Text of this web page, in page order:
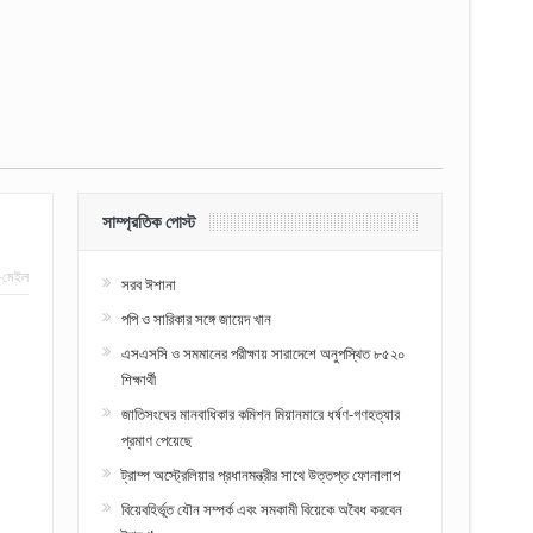
সাম্প্রতিক পোস্ট
সরব ঈশানা
পপি ও সারিকার সঙ্গে জায়েদ খান
এসএসসি ও সমমানের পরীক্ষায় সারাদেশে অনুপস্থিত ৮৫২০
শিক্ষার্থী
জাতিসংঘের মানবাধিকার কমিশন মিয়ানমারে ধর্ষণ-গণহত্যার
প্রমাণ পেয়েছে
ট্রাম্প অস্ট্রেলিয়ার প্রধানমন্ত্রীর সাথে উত্তপ্ত ফোনালাপ
বিয়েবহির্ভূত যৌন সম্পর্ক এবং সমকামী বিয়েকে অবৈধ করবেন